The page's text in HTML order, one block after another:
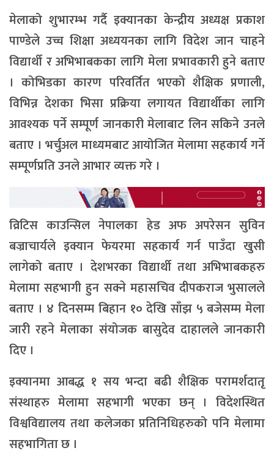
मेलाको शुभारम्भ गर्दै इक्यानका केन्द्रीय अध्यक्ष प्रकाश
पाण्डेले उच्च शिक्षा अध्ययनका लागि विदेश जान चाहने
विद्यार्थी र अभिभाबकका लागि मेला प्रभावकारी हुने बताए
। कोभिडका कारण परिवर्तित भएको शैक्षिक प्रणाली,
विभिन्न देशका भिसा प्रक्रिया लगायत विद्यार्थीका लागि
आवश्यक पर्ने सम्पूर्ण जानकारी मेलाबाट लिन सकिने उनले
बताए । भर्चुअल माध्यमबाट आयोजित मेलामा सहकार्य गर्ने
सम्पूर्णप्रति उनले आभार व्यक्त गरे ।
व्रिटिस काउन्सिल नेपालका हेड अफ अपरेसन सुविन
बज्राचार्यले इक्यान फेयरमा सहकार्य गर्न पाउँदा खुसी
लागेको बताए । देशभरका विद्यार्थी तथा अभिभाबकहरु
मेलामा सहभागी हुन सक्ने महासचिव दीपकराज भुसालले
बताए । ४ दिनसम्म बिहान १० देखि साँझ ५ बजेसम्म मेला
जारी रहने मेलाका संयोजक बासुदेव दाहालले जानकारी
दिए ।
इक्यानमा आबद्ध १ सय भन्दा बढी शैक्षिक परामर्शदातृ
संस्थाहरु मेलामा सहभागी भएका छन् । विदेशस्थित
विश्वविद्यालय तथा कलेजका प्रतिनिधिहरुको पनि मेलामा
सहभागिता छ ।